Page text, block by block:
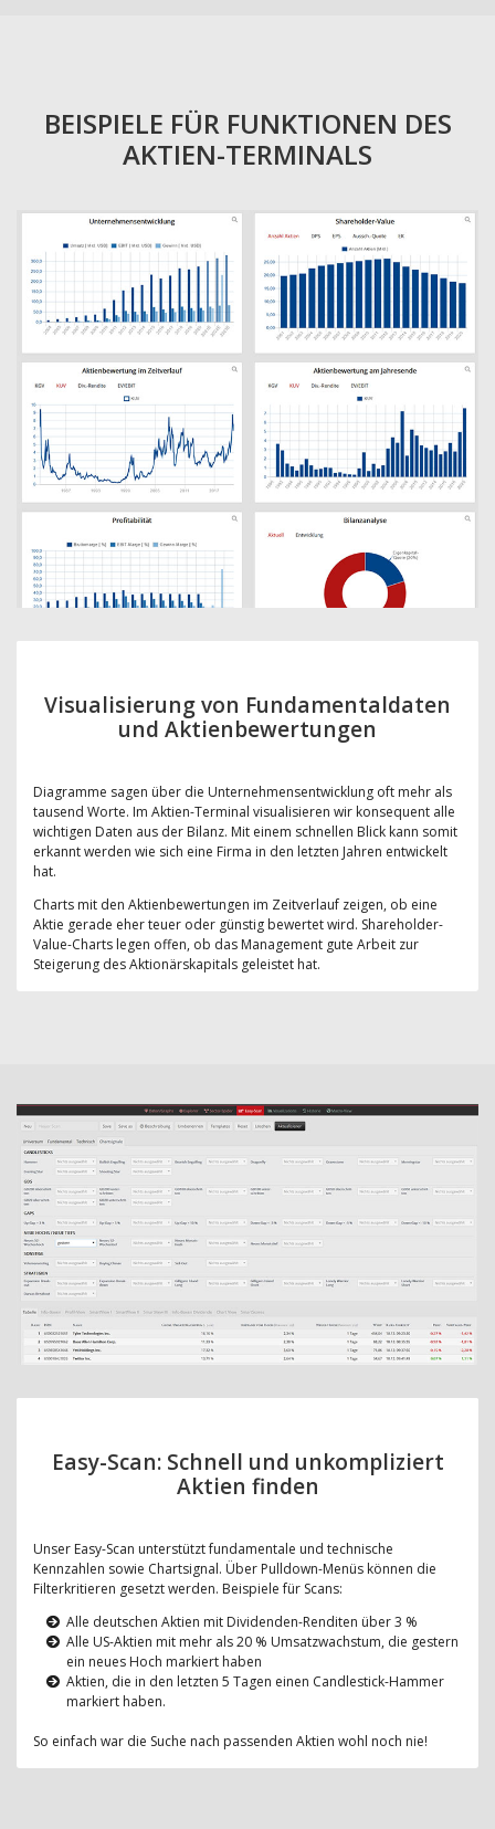
BEISPIELE FÜR FUNKTIONEN DES
AKTIEN-TERMINALS
Visualisierung von Fundamentaldaten
und Aktienbewertungen
Diagramme sagen über die Unternehmensentwicklung oft mehr als
tausend Worte. Im Aktien-Terminal visualisieren wir konsequent alle
wichtigen Daten aus der Bilanz. Mit einem schnellen Blick kann somit
erkannt werden wie sich eine Firma in den letzten Jahren entwickelt
hat.
Charts mit den Aktienbewertungen im Zeitverlauf zeigen, ob eine
Aktie gerade eher teuer oder günstig bewertet wird. Shareholder-
Value-Charts legen offen, ob das Management gute Arbeit zur
Steigerung des Aktionärskapitals geleistet hat.
Easy-Scan: Schnell und unkompliziert
Aktien finden
Unser Easy-Scan unterstützt fundamentale und technische
Kennzahlen sowie Chartsignal. Über Pulldown-Menüs können die
Filterkritieren gesetzt werden. Beispiele für Scans:
Alle deutschen Aktien mit Dividenden-Renditen über 3 %
Alle US-Aktien mit mehr als 20 % Umsatzwachstum, die gestern
ein neues Hoch markiert haben
Aktien, die in den letzten 5 Tagen einen Candlestick-Hammer
markiert haben.
So einfach war die Suche nach passenden Aktien wohl noch nie!